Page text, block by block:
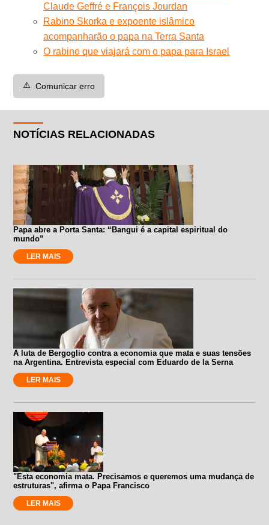
Claude Geffré e François Jourdan
Rabino Skorka e expoente islâmico
acompanharão o papa na Terra Santa
O rabino que viajará com o papa para Israel
⚠️ Comunicar erro
NOTÍCIAS RELACIONADAS
Papa abre a Porta Santa: “Bangui é a capital espiritual do
mundo”
LER MAIS
A luta de Bergoglio contra a economia que mata e suas tensões
na Argentina. Entrevista especial com Eduardo de la Serna
LER MAIS
"Esta economia mata. Precisamos e queremos uma mudança de
estruturas", afirma o Papa Francisco
LER MAIS